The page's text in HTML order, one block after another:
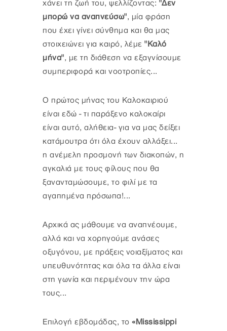
χάνει τη ζωή του, ψελλίζοντας: "Δεν
μπορώ να αναπνεύσω", μία φράση
που έχει γίνει σύνθημα και θα μας
στοιχειώνει για καιρό, λέμε "Καλό
μήνα", με τη διάθεση να εξαγνίσουμε
συμπεριφορά και νοοτροπίες...
Ο πρώτος μήνας του Καλοκαιριού
είναι εδώ - τι παράξενο καλοκαίρι
είναι αυτό, αλήθεια- για να μας δείξει
κατάμουτρα ότι όλα έχουν αλλάξει...
η ανέμελη προσμονή των διακοπών, η
αγκαλιά με τους φίλους που θα
ξανανταμώσουμε, το φιλί με τα
αγαπημένα πρόσωπα!...
Αρχικά ας μάθουμε να αναπνέουμε,
αλλά και να χορηγούμε ανάσες
οξυγόνου, με πράξεις νοιαξίματος και
υπευθυνότητας και όλα τα άλλα είναι
στη γωνία και περιμένουν την ώρα
τους...
Επιλογή εβδομάδας, το «Mississippi